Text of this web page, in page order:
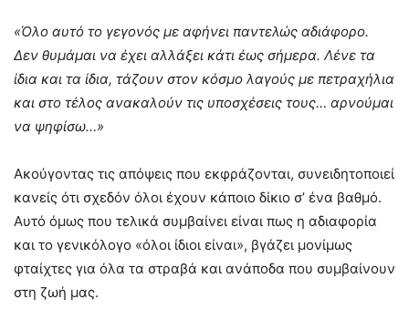
«Όλο αυτό το γεγονός με αφήνει παντελώς αδιάφορο.
Δεν θυμάμαι να έχει αλλάξει κάτι έως σήμερα. Λένε τα
ίδια και τα ίδια, τάζουν στον κόσμο λαγούς με πετραχήλια
και στο τέλος ανακαλούν τις υποσχέσεις τους… αρνούμαι
να ψηφίσω…»
Ακούγοντας τις απόψεις που εκφράζονται, συνειδητοποιεί
κανείς ότι σχεδόν όλοι έχουν κάποιο δίκιο σ’ ένα βαθμό.
Αυτό όμως που τελικά συμβαίνει είναι πως η αδιαφορία
και το γενικόλογο «όλοι ίδιοι είναι», βγάζει μονίμως
φταίχτες για όλα τα στραβά και ανάποδα που συμβαίνουν
στη ζωή μας.